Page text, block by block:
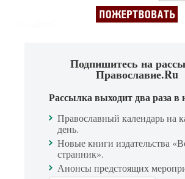
Подпишитесь на
Православие.Ru
Рассылка выходит два раза в
Православный календарь на
день.
Новые книги издательства
странник».
Анонсы предстоящих